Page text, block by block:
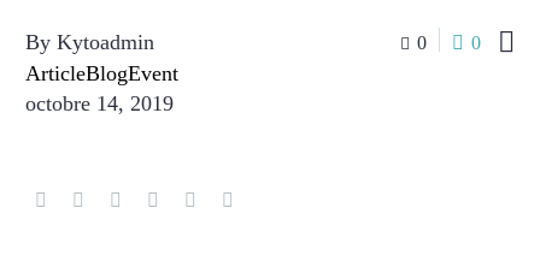
0 0 
By Kytoadmin
ArticleBlogEvent
octobre 14, 2019